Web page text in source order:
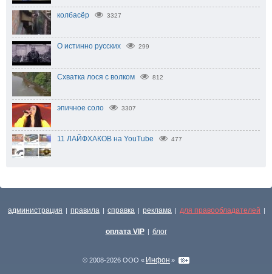
колбасёр 3327
О истинно русских 299
Схватка лося с волком 812
эпичное соло 3307
11 ЛАЙФХАКОВ на YouTube 477
администрация | правила | справка | реклама | для правообладателей |
оплата VIP | блог
© 2008-2026 ООО « Инфон »